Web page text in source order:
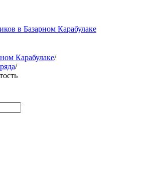
в Базарном Карабулаке
Карабулаке/
/